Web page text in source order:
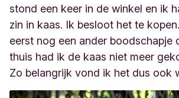
stond een keer in de winkel en ik
zin in kaas. Ik besloot het te
eerst nog een ander boodschapje
thuis had ik de kaas niet meer
Zo belangrijk vond ik het dus ook